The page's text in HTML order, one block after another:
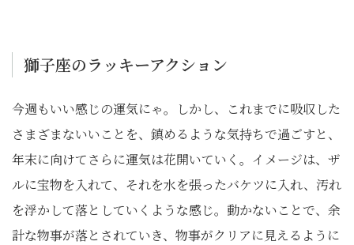
獅子座のラッキーアクション
今週もいい感じの運気にゃ。しかし、これまでに吸収した
さまざまないいことを、鎮めるような気持ちで過ごすと、
年末に向けてさらに運気は花開いていく。イメージは、ザ
ルに宝物を入れて、それを水を張ったバケツに入れ、汚れ
を浮かして落としていくような感じ。動かないことで、余
計な物事が落とされていき、物事がクリアに見えるように